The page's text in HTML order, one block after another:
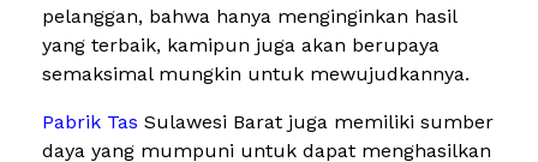
pelanggan, bahwa hanya menginginkan hasil
yang terbaik, kamipun juga akan berupaya
semaksimal mungkin untuk mewujudkannya.
Pabrik Tas Sulawesi Barat juga memiliki sumber
daya yang mumpuni untuk dapat menghasilkan